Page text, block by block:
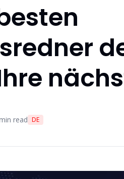
read DE